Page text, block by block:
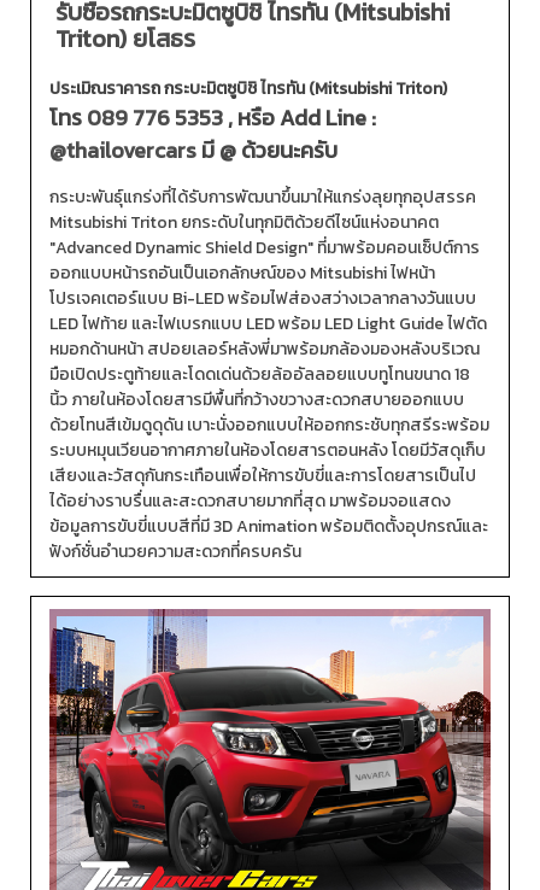
รับซื้อรถกระบะมิตซูบิชิ ไทรทัน (Mitsubishi
Triton) ยโสธร
ประเมิณราคารถ กระบะมิตซูบิชิ ไทรทัน (Mitsubishi Triton)
โทร089 776 5353, หรือ Add Line :
@thailovercarsมี @ ด้วยนะครับ
กระบะพันธุ์แกร่งที่ได้รับการพัฒนาขึ้นมาให้แกร่งลุยทุกอุปสรรค
Mitsubishi Triton ยกระดับในทุกมิติด้วยดีไซน์แห่งอนาคต
"Advanced Dynamic Shield Design" ที่มาพร้อมคอนเซ็ปต์การ
ออกแบบหน้ารถอันเป็นเอกลักษณ์ของ Mitsubishi ไฟหน้า
โปรเจคเตอร์แบบ Bi-LED พร้อมไฟส่องสว่างเวลากลางวันแบบ
LED ไฟท้าย และไฟเบรกแบบ LED พร้อม LED Light Guide ไฟตัด
หมอกด้านหน้า สปอยเลอร์หลังพี่มาพร้อมกล้องมองหลังบริเวณ
มือเปิดประตูท้ายและโดดเด่นด้วยล้ออัลลอยแบบทูโทนขนาด 18
นิ้ว ภายในห้องโดยสารมีพื้นที่กว้างขวางสะดวกสบายออกแบบ
ด้วยโทนสีเข้มดูดุดัน เบาะนั่งออกแบบให้ออกกระชับทุกสรีระพร้อม
ระบบหมุนเวียนอากาศภายในห้องโดยสารตอนหลัง โดยมีวัสดุเก็บ
เสียงและวัสดุกันกระเทือนเพื่อให้การขับขี่และการโดยสารเป็นไป
ได้อย่างราบรื่นและสะดวกสบายมากที่สุด มาพร้อมจอแสดง
ข้อมูลการขับขี่แบบสีที่มี 3D Animation พร้อมติดตั้งอุปกรณ์และ
ฟังก์ชั่นอำนวยความสะดวกที่ครบครัน